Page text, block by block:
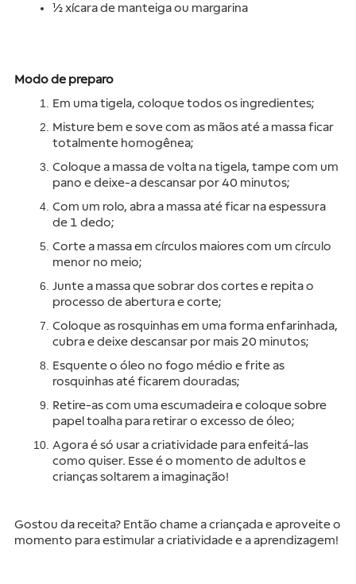
½ xícara de manteiga ou margarina
Modo de preparo
Em uma tigela, coloque todos os ingredientes;
Misture bem e sove com as mãos até a massa ficar
totalmente homogênea;
Coloque a massa de volta na tigela, tampe com um
pano e deixe-a descansar por 40 minutos;
Com um rolo, abra a massa até ficar na espessura
de 1 dedo;
Corte a massa em círculos maiores com um círculo
menor no meio;
Junte a massa que sobrar dos cortes e repita o
processo de abertura e corte;
Coloque as rosquinhas em uma forma enfarinhada,
cubra e deixe descansar por mais 20 minutos;
Esquente o óleo no fogo médio e frite as
rosquinhas até ficarem douradas;
Retire-as com uma escumadeira e coloque sobre
papel toalha para retirar o excesso de óleo;
Agora é só usar a criatividade para enfeitá-las
como quiser. Esse é o momento de adultos e
crianças soltarem a imaginação!
Gostou da receita? Então chame a criançada e aproveite o
momento para estimular a criatividade e a aprendizagem!